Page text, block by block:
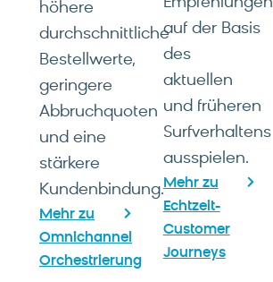
höhere
durchschnittliche
Bestellwerte,
geringere
Abbruchquoten
und eine
stärkere
Kundenbindung.
Mehr zu
Omnichannel
Orchestrierung
auf der Basis
des
aktuellen
und früheren
Surfverhaltens
ausspielen.
Mehr zu
Echtzeit-
Customer
Journeys